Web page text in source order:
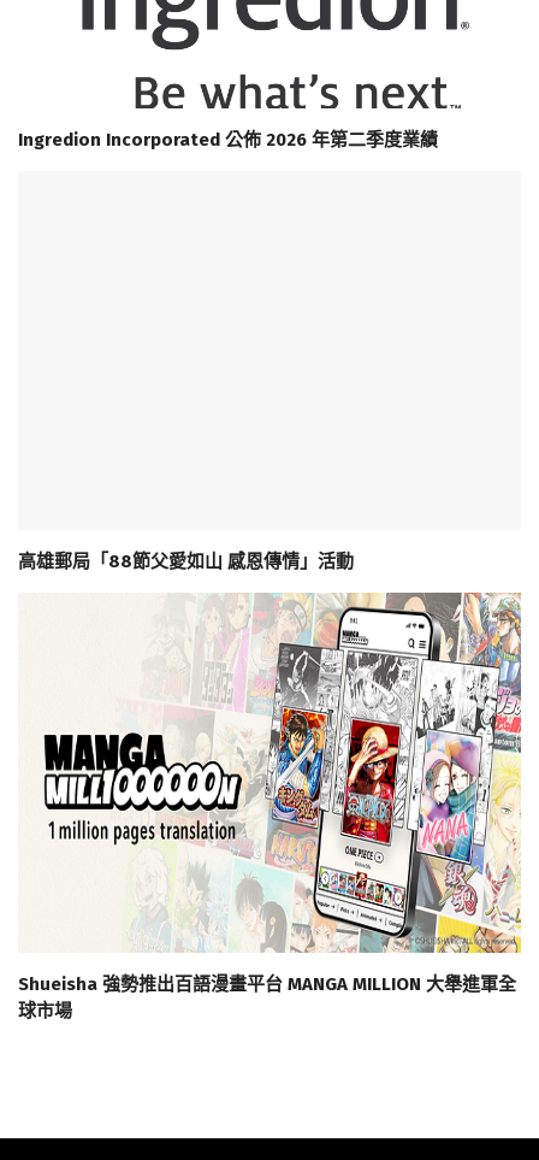
Ingredion Incorporated 公佈 2026 年第二季度業績
高雄郵局「88節父愛如山 感恩傳情」活動
Shueisha 強勢推出百語漫畫平台 MANGA MILLION 大舉進軍全
球市場